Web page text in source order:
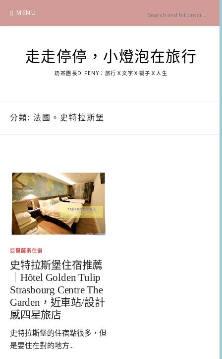
content
MENU
走走停停，小燈泡在旅行
奶茶團長DIFENY：旅行Ｘ文字Ｘ親子Ｘ人生
分類: 法國。史特拉斯堡
亞爾薩斯住宿
史特拉斯堡住宿推薦
｜Hôtel Golden Tulip
Strasbourg Centre The
Garden，近車站/設計
感四星旅店
史特拉斯堡的住宿點很多，但
是要住在對的地方...